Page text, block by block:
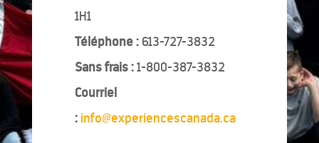
1H1
Téléphone :613-727-3832
Sans frais :1-800-387-3832
Courriel
: info@experiencescanada.ca